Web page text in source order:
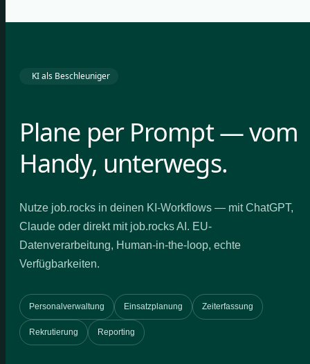
KI als Beschleuniger
Plane per Prompt — vom
Handy, unterwegs.
Nutze job.rocks in deinen KI-Workflows — mit ChatGPT,
Claude oder direkt mit job.rocks AI. EU-
Datenverarbeitung, Human-in-the-loop, echte
Verfügbarkeiten.
Personalverwaltung Einsatzplanung Zeiterfassung
Rekrutierung Reporting